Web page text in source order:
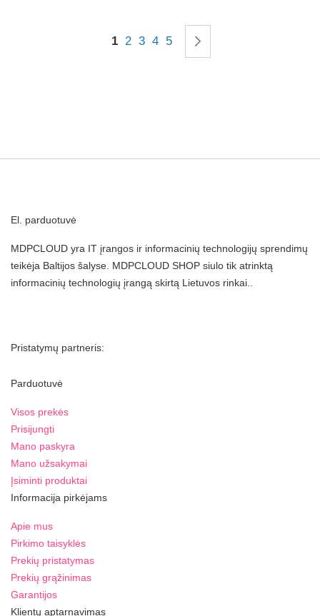
You're currently reading page
1 Page
2 Page
3 Page
4 Page
5
El. parduotuvė
MDPCLOUD yra IT įrangos ir informacinių technologijų sprendimų
teikėja Baltijos šalyse. MDPCLOUD SHOP siulo tik atrinktą
informacinių technologių įrangą skirtą Lietuvos rinkai..
Pristatymų partneris:
Parduotuvė
Visos prekės
Prisijungti
Mano paskyra
Mano užsakymai
Įsiminti produktai
Informacija pirkėjams
Apie mus
Pirkimo taisyklės
Prekių pristatymas
Prekių grąžinimas
Garantijos
Klientų aptarnavimas